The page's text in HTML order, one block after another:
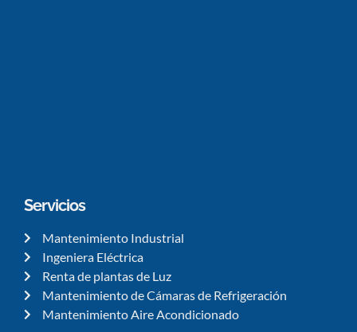
Servicios
Mantenimiento Industrial
Ingeniera Eléctrica
Renta de plantas de Luz
Mantenimiento de Cámaras de Refrigeración
Mantenimiento Aire Acondicionado